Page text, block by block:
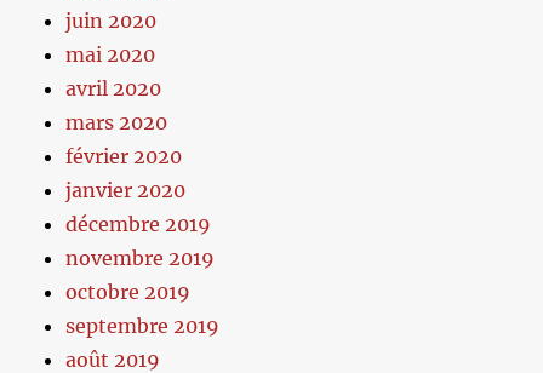
juin 2020
mai 2020
avril 2020
mars 2020
février 2020
janvier 2020
décembre 2019
novembre 2019
octobre 2019
septembre 2019
août 2019